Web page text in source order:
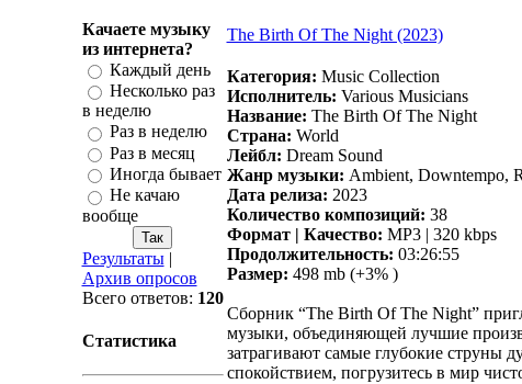
Качаете музыку
из интернета?
Каждый день
Несколько раз
в неделю
Раз в неделю
Раз в месяц
Иногда бывает
Не качаю
вообще
Результаты|
Архив опросов
Всего ответов: 120
Статистика
The Birth Of The Night (2023)
Категория: Music Collection
Исполнитель: Various Musicians
Название: The Birth Of The Night
Страна: World
Лейбл: Dream Sound
Жанр музыки: Ambient, Downtempo,
Дата релиза: 2023
Количество композиций: 38
Формат | Качество: MP3 | 320 kbps
Продолжительность: 03:26:55
Размер: 498 mb (+3% )
Сборник “The Birth Of The Night”
музыки, объединяющей лучшие
затрагивают самые глубокие струны
спокойствием, погрузитесь в мир